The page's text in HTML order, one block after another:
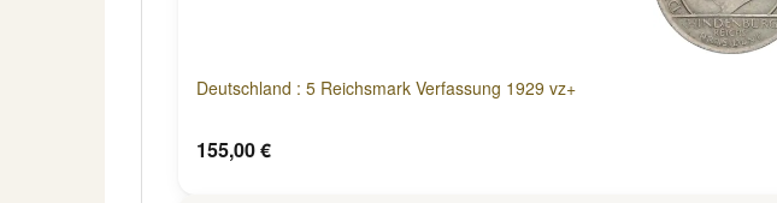
Deutschland : 5 Reichsmark Verfassung 1929 vz+
155,00 €